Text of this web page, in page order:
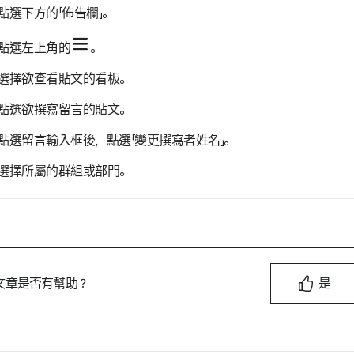
選下方的「佈告欄」。
選左上角的 。
擇欲查看貼文的看板。
選欲撰寫留言的貼文。
選留言輸入框後，點選「變更撰寫者姓名」。
擇所屬的群組或部門。
章是否有幫助？ 是